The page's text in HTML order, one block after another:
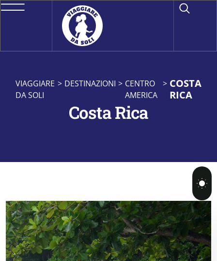
VIAGGIARE
DA SOLI
> DESTINAZIONI > CENTRO
AMERICA
> COSTA
RICA
Costa Rica